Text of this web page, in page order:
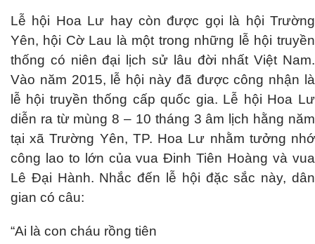
Lễ hội Hoa Lư hay còn được gọi là hội Trường
Yên, hội Cờ Lau là một trong những lễ hội truyền
thống có niên đại lịch sử lâu đời nhất Việt Nam.
Vào năm 2015, lễ hội này đã được công nhận là
lễ hội truyền thống cấp quốc gia. Lễ hội Hoa Lư
diễn ra từ mùng 8 – 10 tháng 3 âm lịch hằng năm
tại xã Trường Yên, TP. Hoa Lư nhằm tưởng nhớ
công lao to lớn của vua Đinh Tiên Hoàng và vua
Lê Đại Hành. Nhắc đến lễ hội đặc sắc này, dân
gian có câu:
“Ai là con cháu rồng tiên